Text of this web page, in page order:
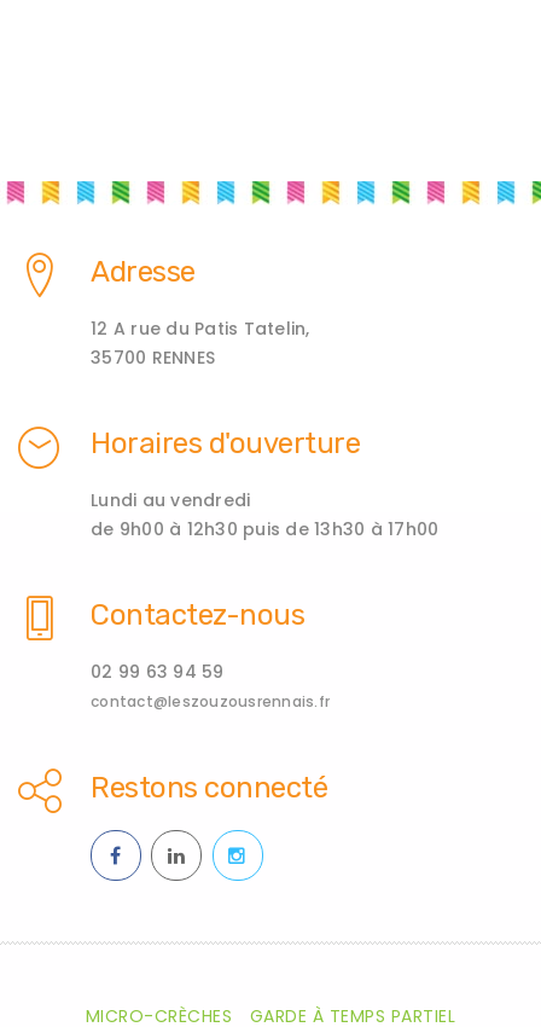
Adresse
12 A rue du Patis Tatelin,
35700 RENNES
Horaires d'ouverture
Lundi au vendredi
de 9h00 à 12h30 puis de 13h30 à 17h00
Contactez-nous
02 99 63 94 59
contact@leszouzousrennais.fr
Restons connecté
MICRO-CRÈCHES GARDE À TEMPS PARTIEL